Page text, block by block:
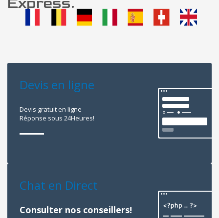
Devis en ligne
Devis gratuit en ligne
Réponse sous 24Heures!
Chat en Direct
Consulter nos conseillers!